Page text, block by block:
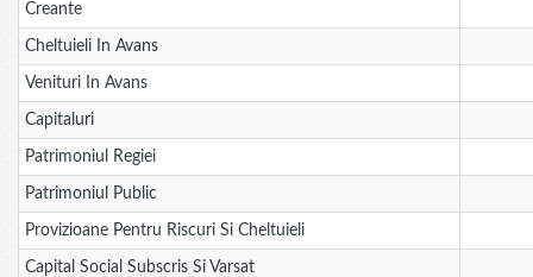
Creante
Cheltuieli In Avans
Venituri In Avans
Capitaluri
Patrimoniul Regiei
Patrimoniul Public
Provizioane Pentru Riscuri Si Cheltuieli
Capital Social Subscris Si Varsat